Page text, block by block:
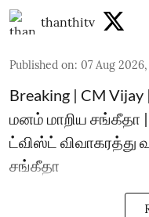
thanthitv
Published on: 07 Aug 2026,
Breaking | CM Vijay
மனம் மாறிய சங்கீதா |
ட்விஸ்ட் விவாகரத்து
சங்கீதா